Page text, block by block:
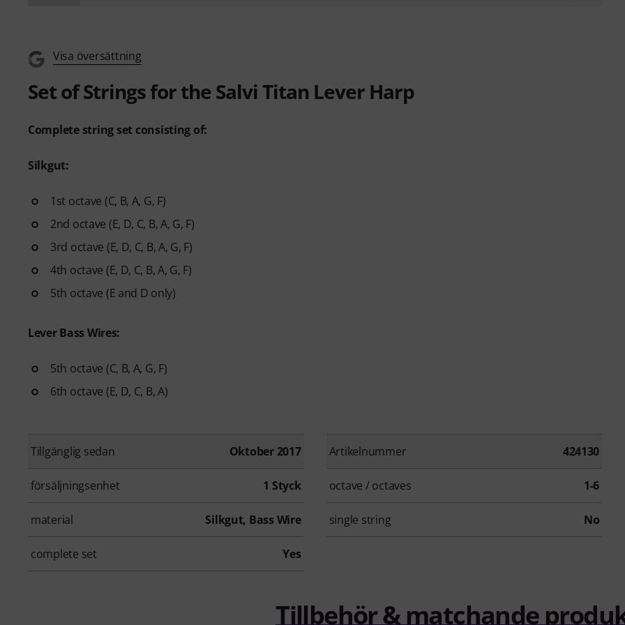
Visa översättning
Set of Strings for the Salvi Titan Lever Harp
Complete string set consisting of:
Silkgut:
1st octave (C, B, A, G, F)
2nd octave (E, D, C, B, A, G, F)
3rd octave (E, D, C, B, A, G, F)
4th octave (E, D, C, B, A, G, F)
5th octave (E and D only)
Lever Bass Wires:
5th octave (C, B, A, G, F)
6th octave (E, D, C, B, A)
Tillgänglig sedan Oktober 2017 Artikelnummer 424130
försäljningsenhet 1 Styck octave / octaves 1-6
material Silkgut, Bass Wire single string No
complete set Yes
Tillbehör & matchande